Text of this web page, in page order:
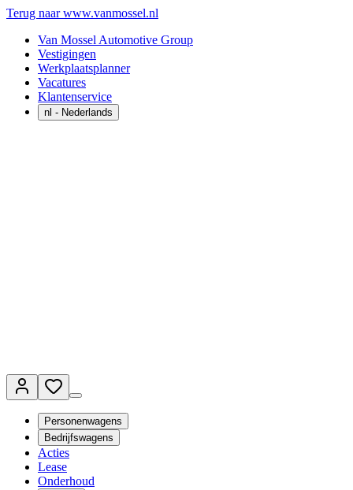
Terug naar www.vanmossel.nl
Van Mossel Automotive Group
Vestigingen
Werkplaatsplanner
Vacatures
Klantenservice
nl - Nederlands
Personenwagens
Bedrijfswagens
Acties
Lease
Onderhoud